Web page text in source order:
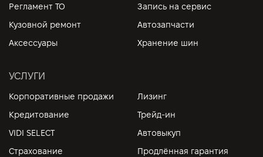
Регламент ТО
Запись на сервис
Кузовной ремонт
Автозапчасти
Аксессуары
Хранение шин
УСЛУГИ
Корпоративные продажи
Лизинг
Кредитование
Трейд-ин
VIDI SELECT
Автовыкуп
Страхование
Продлённая гарантия